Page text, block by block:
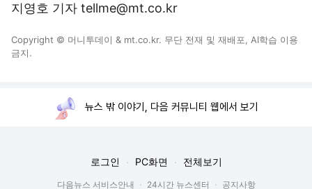
지영호 기자 tellme@mt.co.kr
Copyright © 머니투데이 & mt.co.kr. 무단 전재 및 재배포, AI학습 이용
금지.
뉴스 밖 이야기, 다음 커뮤니티 웹에서 보기
로그인 PC화면 전체보기
다음뉴스 서비스안내 24시간 뉴스센터 공지사항